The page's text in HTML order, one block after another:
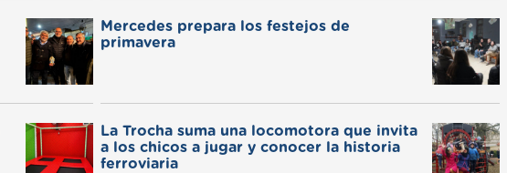
Mercedes prepara los festejos de
primavera
La Trocha suma una locomotora que invita
a los chicos a jugar y conocer la historia
ferroviaria